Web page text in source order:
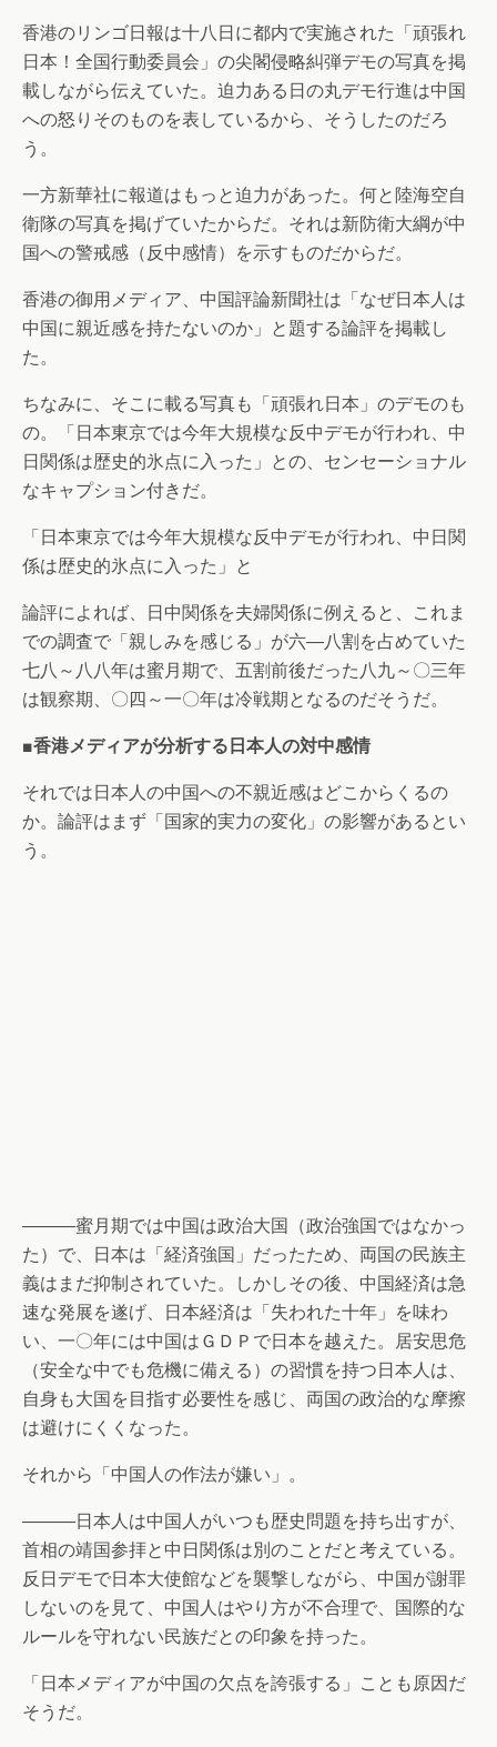
香港のリンゴ日報は十八日に都内で実施された「頑張れ
日本！全国行動委員会」の尖閣侵略糾弾デモの写真を掲
載しながら伝えていた。迫力ある日の丸デモ行進は中国
への怒りそのものを表しているから、そうしたのだろ
う。
一方新華社に報道はもっと迫力があった。何と陸海空自
衛隊の写真を掲げていたからだ。それは新防衛大綱が中
国への警戒感（反中感情）を示すものだからだ。
香港の御用メディア、中国評論新聞社は「なぜ日本人は
中国に親近感を持たないのか」と題する論評を掲載し
た。
ちなみに、そこに載る写真も「頑張れ日本」のデモのも
の。「日本東京では今年大規模な反中デモが行われ、中
日関係は歴史的氷点に入った」との、センセーショナル
なキャプション付きだ。
「日本東京では今年大規模な反中デモが行われ、中日関
係は歴史的氷点に入った」と
論評によれば、日中関係を夫婦関係に例えると、これま
での調査で「親しみを感じる」が六―八割を占めていた
七八～八八年は蜜月期で、五割前後だった八九～〇三年
は観察期、〇四～一〇年は冷戦期となるのだそうだ。
■香港メディアが分析する日本人の対中感情
それでは日本人の中国への不親近感はどこからくるの
か。論評はまず「国家的実力の変化」の影響があるとい
う。
―――蜜月期では中国は政治大国（政治強国ではなかっ
た）で、日本は「経済強国」だったため、両国の民族主
義はまだ抑制されていた。しかしその後、中国経済は急
速な発展を遂げ、日本経済は「失われた十年」を味わ
い、一〇年には中国はＧＤＰで日本を越えた。居安思危
（安全な中でも危機に備える）の習慣を持つ日本人は、
自身も大国を目指す必要性を感じ、両国の政治的な摩擦
は避けにくくなった。
それから「中国人の作法が嫌い」。
―――日本人は中国人がいつも歴史問題を持ち出すが、
首相の靖国参拝と中日関係は別のことだと考えている。
反日デモで日本大使館などを襲撃しながら、中国が謝罪
しないのを見て、中国人はやり方が不合理で、国際的な
ルールを守れない民族だとの印象を持った。
「日本メディアが中国の欠点を誇張する」ことも原因だ
そうだ。